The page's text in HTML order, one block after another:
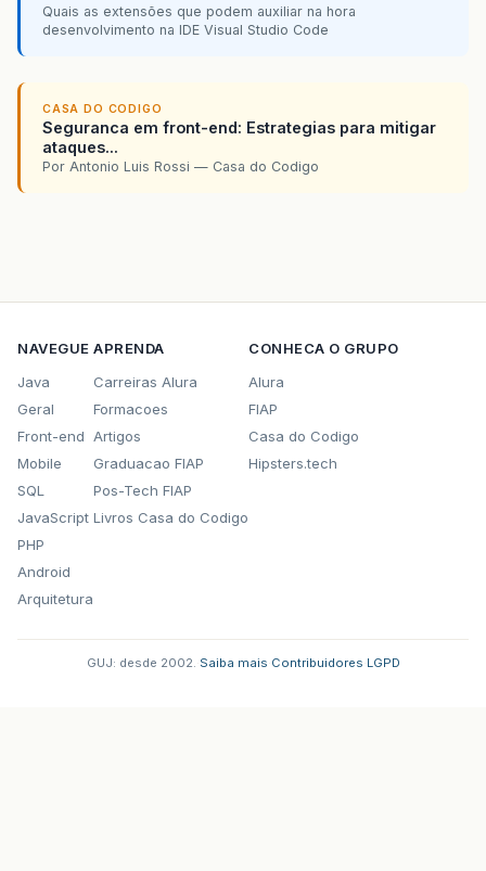
Quais as extensões que podem auxiliar na hora
desenvolvimento na IDE Visual Studio Code
CASA DO CODIGO
Seguranca em front-end: Estrategias para mitigar
ataques...
Por Antonio Luis Rossi — Casa do Codigo
NAVEGUE
Java
Geral
Front-end
Mobile
SQL
JavaScript
PHP
Android
Arquitetura
APRENDA
Carreiras Alura
Formacoes
Artigos
Graduacao FIAP
Pos-Tech FIAP
Livros Casa do Codigo
CONHECA O GRUPO
Alura
FIAP
Casa do Codigo
Hipsters.tech
GUJ: desde 2002. Saiba mais Contribuidores LGPD